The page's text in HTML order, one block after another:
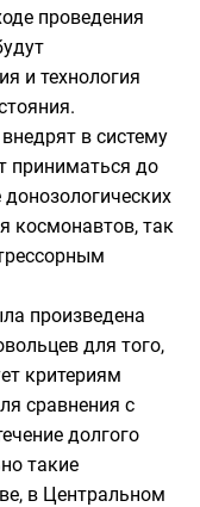
проведения
и технология
.
в систему
приниматься до
космонавтов, так
произведена
для того,
критериям
сравнения с
долгого
такие
, в Центральном